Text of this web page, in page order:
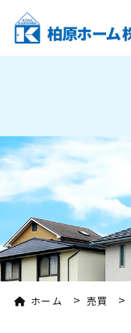
ホーム > 売買 >